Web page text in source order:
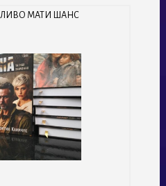
МАТИ ШАНС